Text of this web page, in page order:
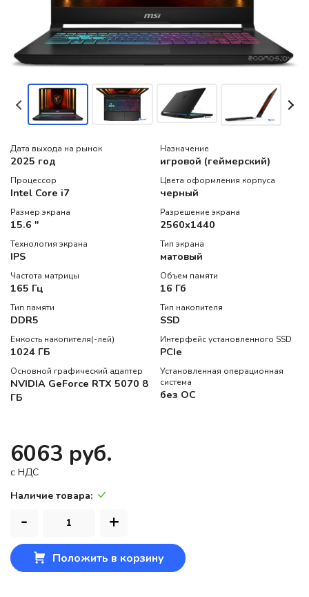
Дата выхода на рынок
2025 год
Назначение
игровой (геймерский)
Процессор
Intel Core i7
Цвета оформления корпуса
черный
Размер экрана
15.6 "
Разрешение экрана
2560x1440
Технология экрана
IPS
Тип экрана
матовый
Частота матрицы
165 Гц
Объем памяти
16 Гб
Тип памяти
DDR5
Тип накопителя
SSD
Емкость накопителя(-лей)
1024 ГБ
Интерфейс установленного SSD
PCIe
Основной графический адаптер
NVIDIA GeForce RTX 5070 8
ГБ
Установленная операционная
система
без ОС
6063 руб.
c НДС
Наличие товара:
- +
Положить в корзину